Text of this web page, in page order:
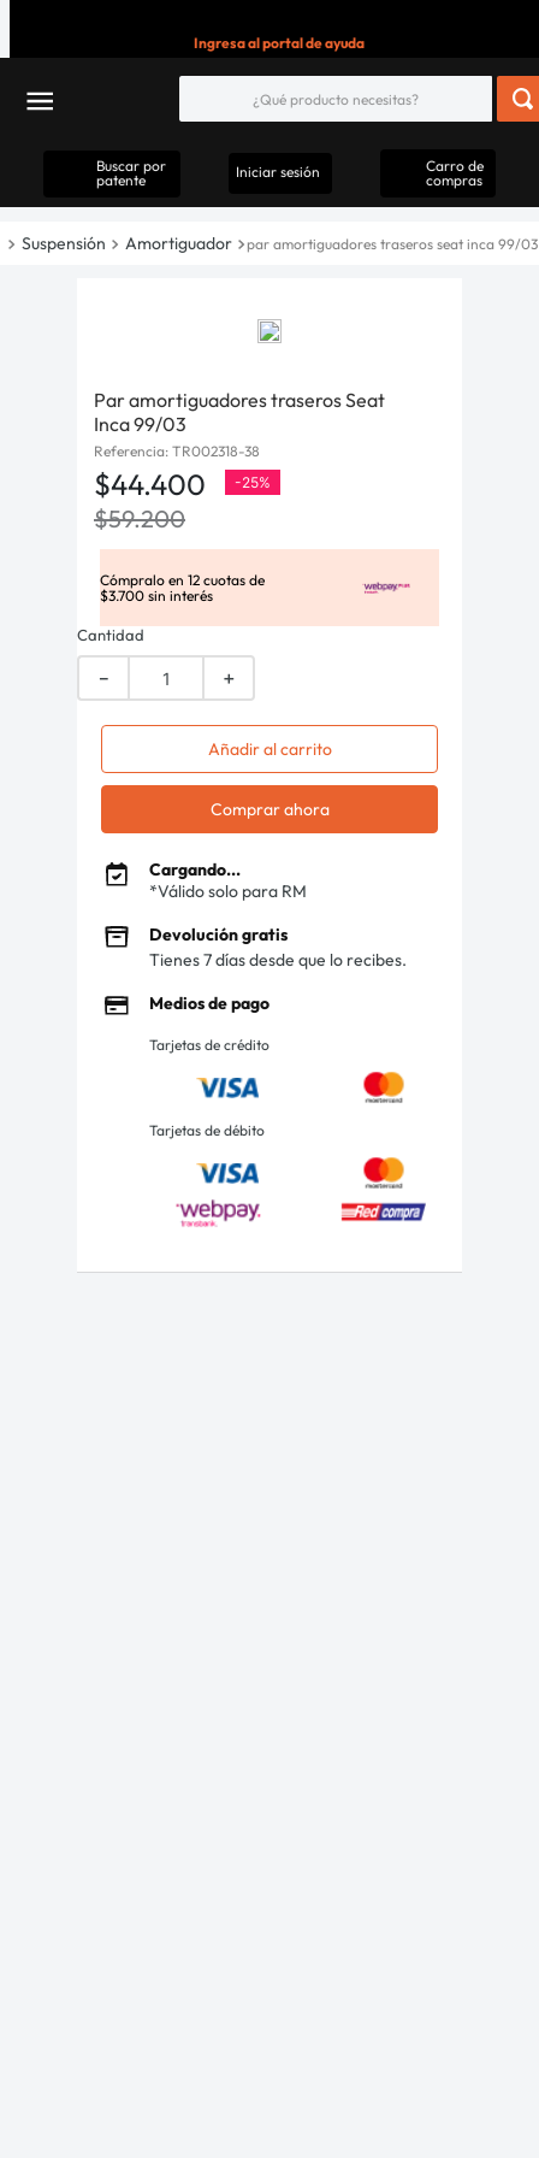
Ingresa al portal de ayuda
Buscar por
patente
Iniciar sesión
Carro de
compras
Suspensión Amortiguador par amortiguadores traseros seat inca 99/03
Par amortiguadores traseros Seat
Inca 99/03
Referencia: TR002318-38
$44.400 -25%
$59.200
Cómpralo en 12 cuotas de
$3.700 sin interés
Cantidad
＋
－
Añadir al carrito
Comprar ahora
Cargando...
*Válido solo para RM
Devolución gratis
Tienes 7 días desde que lo recibes.
Medios de pago
Tarjetas de crédito
Tarjetas de débito